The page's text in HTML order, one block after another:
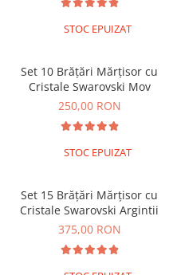
Lănțișoare cu Pietre Naturale
Lănțișoare Argint Diverse
Coliere cu Perle Naturale
Coliere cu Perle Preciosa
COLIERE ȘNUR REGLABIL
Coliere cu Soare
Coliere cu Semilună
Coliere cu Zodii
Coliere cu Flori
STOC EPUIZAT
Set 10 Brățări Mărțisor cu
Cristale Swarovski Mov
250,00 RON
STOC EPUIZAT
Set 15 Brățări Mărțisor cu
Cristale Swarovski Argintii
375,00 RON